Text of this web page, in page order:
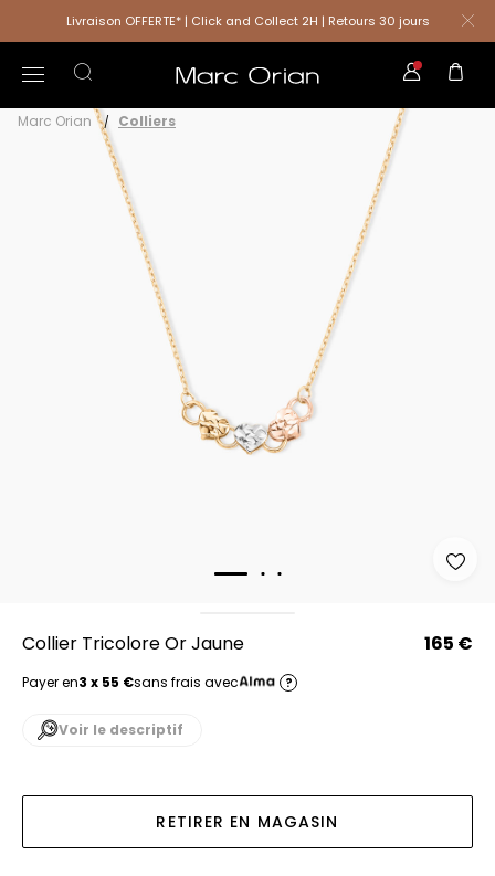
Livraison OFFERTE* | Click and Collect 2H | Retours 30 jours
Marc Orian Colliers
Collier Tricolore Or Jaune 165 €
Payer en3 x 55 €sans frais avec ?
Voir le descriptif
RETIRER EN MAGASIN